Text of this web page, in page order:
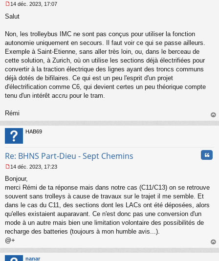
e
s
g
e
n
o
n
l
u
14 déc. 2023, 17:07
Salut
Non, les trolleybus IMC ne sont pas conçus pour utiliser la fonction
autonomie uniquement en secours. Il faut voir ce qui se passe ailleurs.
Exemple à Saint-Etienne, sans aller très loin, ou, dans le berceau de
cette solution, à Zurich, où on utilise les sections déjà électrifiées pour
convertir à la traction électrique des lignes ayant des troncs communs
déjà dotés de bifilaires. Ce qui est un peu l'esprit d'un projet
d'électrification comme C6, qui devient certes un peu théorique compte
tenu d'un intérêt accru pour le tram.
Rémi
au
HAB69
Re: BHNS Part-Dieu - Sept Chemins
e
s
s
g
e
n
o
n
u
14 déc. 2023, 17:23
Bonjour,
merci Rémi de ta réponse mais dans notre cas (C11/C13) on se retrouve
souvent sans trolleys à cause de travaux sur le trajet il me semble. Et
dans le cas du C11, des sections dont les LACs ont été déposées, alors
qu'elles existaient auparavant. Ce n'est donc pas une conversion d'un
mode à un autre mais bien une limitation volontaire des possibilités de
recharge des batteries (toujours à mon humble avis...).
@+
au
nanar